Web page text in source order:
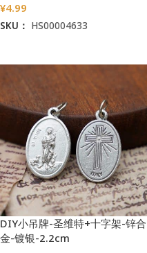
¥4.99
SKU： HS00004633
DIY小吊牌-圣维特+十字架-锌合
金-镀银-2.2cm